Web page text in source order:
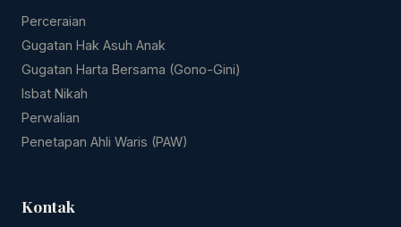
Perceraian
Gugatan Hak Asuh Anak
Gugatan Harta Bersama (Gono-Gini)
Isbat Nikah
Perwalian
Penetapan Ahli Waris (PAW)
Kontak